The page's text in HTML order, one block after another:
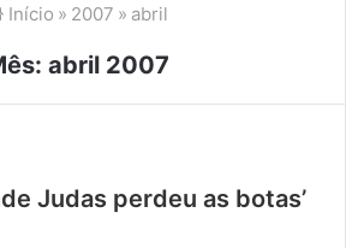
Início » 2007 » abril
abril 2007
Judas perdeu as botas’